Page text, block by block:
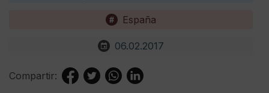
España
06.02.2017
Compartir: